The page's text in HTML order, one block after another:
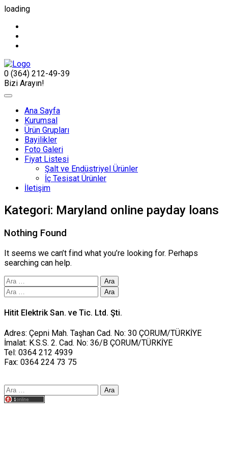
loading
0 (364) 212-49-39
Bizi Arayın!
Ana Sayfa
Kurumsal
Ürün Grupları
Bayilikler
Foto Galeri
Fiyat Listesi
Şalt ve Endüstriyel Ürünler
İç Tesisat Ürünler
İletişim
Kategori: Maryland online payday loans
Nothing Found
It seems we can’t find what you’re looking for. Perhaps
searching can help.
Arama:
Arama:
Hitit Elektrik San. ve Tic. Ltd. Şti.
Adres: Çepni Mah. Taşhan Cad. No: 30 ÇORUM/TÜRKİYE
İmalat: K.S.S. 2. Cad. No: 36/B ÇORUM/TÜRKİYE
Tel: 0364 212 4939
Fax: 0364 224 73 75
Arama: